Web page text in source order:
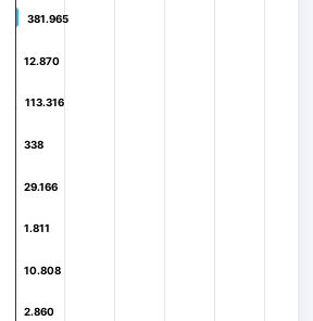
381.965
381.965
12.870
12.870
113.316
113.316
338
338
29.166
29.166
1.811
1.811
10.808
10.808
2.860
2.860